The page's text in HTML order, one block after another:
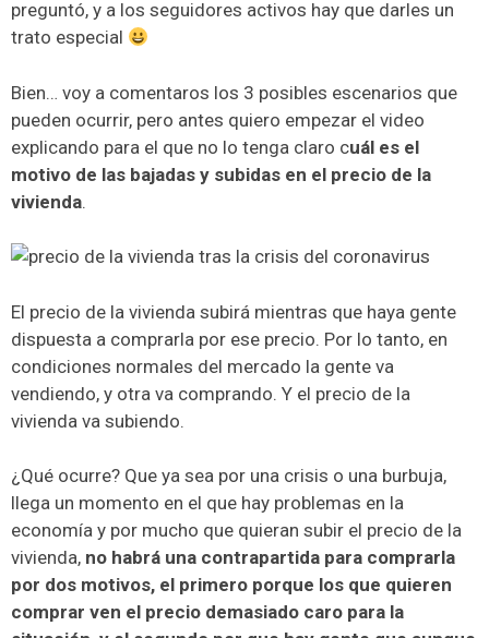
preguntó, y a los seguidores activos hay que darles un
trato especial
Bien… voy a comentaros los 3 posibles escenarios que
pueden ocurrir, pero antes quiero empezar el video
explicando para el que no lo tenga claro cuál es el
motivo de las bajadas y subidas en el precio de la
vivienda.
El precio de la vivienda subirá mientras que haya gente
dispuesta a comprarla por ese precio. Por lo tanto, en
condiciones normales del mercado la gente va
vendiendo, y otra va comprando. Y el precio de la
vivienda va subiendo.
¿Qué ocurre? Que ya sea por una crisis o una burbuja,
llega un momento en el que hay problemas en la
economía y por mucho que quieran subir el precio de la
vivienda, no habrá una contrapartida para comprarla
por dos motivos, el primero porque los que quieren
comprar ven el precio demasiado caro para la